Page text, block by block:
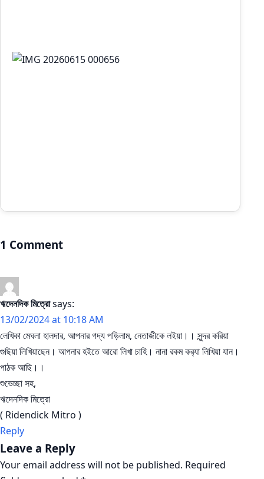
1 Comment
ঋদেনদিক মিত্রোsays:
13/02/2024 at 10:18 AM
লেখিকা মেঘলা হালদার, আপনার গদ্য পড়িলাম, নেতাজীকে লইয়া।। সুন্দর করিয়া
গুছিয়া লিখিয়াছেন। আপনার হইতে আরো লিখা চাহি। নানা রকম কর‍্যা লিখিয়া যান।
পাঠক আছি।।
শুভেচ্ছা সহ,
ঋদেনদিক মিত্রো
( Ridendick Mitro )
Reply
Leave a Reply
Your email address will not be published. Required